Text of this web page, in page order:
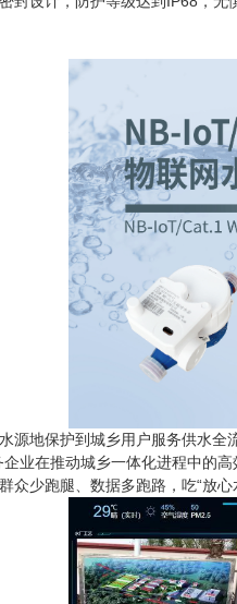
源地保护到城乡用户服务供水
业在推动城乡一体化进程中的
少跑腿、数据多跑路，吃“放心